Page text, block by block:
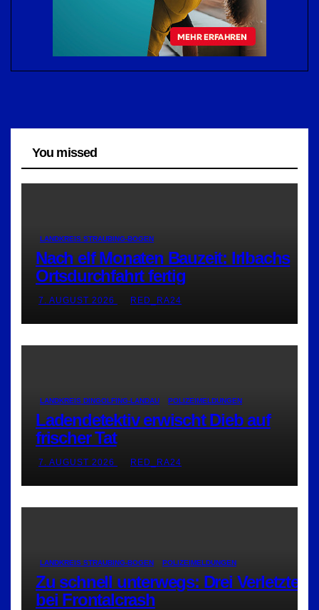
You missed
LANDKREIS STRAUBING-BOGEN
Nach elf Monaten Bauzeit: Irlbachs
Ortsdurchfahrt fertig
7. AUGUST 2026 RED_RA24
LANDKREIS DINGOLFING-LANDAU POLIZEIMELDUNGEN
Ladendetektiv erwischt Dieb auf
frischer Tat
7. AUGUST 2026 RED_RA24
LANDKREIS STRAUBING-BOGEN POLIZEIMELDUNGEN
Zu schnell unterwegs: Drei Verletzte
bei Frontalcrash